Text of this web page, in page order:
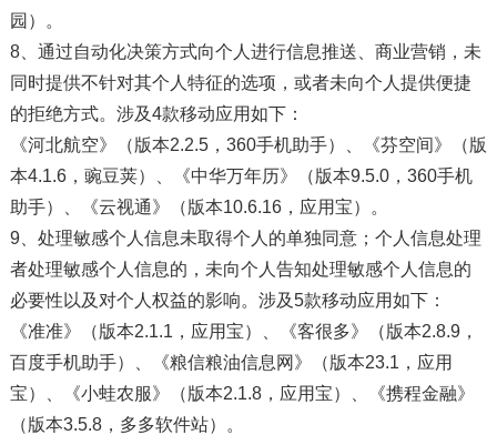
园）。
8、通过自动化决策方式向个人进行信息推送、商业营销，未
同时提供不针对其个人特征的选项，或者未向个人提供便捷
的拒绝方式。涉及4款移动应用如下：
《河北航空》（版本2.2.5，360手机助手）、《芬空间》（版
本4.1.6，豌豆荚）、《中华万年历》（版本9.5.0，360手机
助手）、《云视通》（版本10.6.16，应用宝）。
9、处理敏感个人信息未取得个人的单独同意；个人信息处理
者处理敏感个人信息的，未向个人告知处理敏感个人信息的
必要性以及对个人权益的影响。涉及5款移动应用如下：
《准准》（版本2.1.1，应用宝）、《客很多》（版本2.8.9，
百度手机助手）、《粮信粮油信息网》（版本23.1，应用
宝）、《小蛙农服》（版本2.1.8，应用宝）、《携程金融》
（版本3.5.8，多多软件站）。